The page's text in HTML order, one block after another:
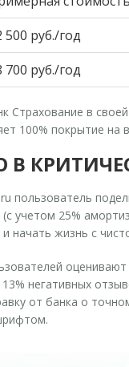
500 руб./год
700 руб./год
Страхование в
100% покрытие
25%
начать жизнь с
негативных
от банка о